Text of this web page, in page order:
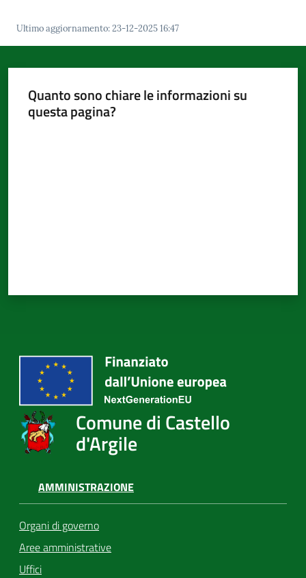
Ultimo aggiornamento:23-12-2025 16:47
Quanto sono chiare le informazioni su
questa pagina?
Comune di Castello
d'Argile
AMMINISTRAZIONE
Organi di governo
Aree amministrative
Uffici